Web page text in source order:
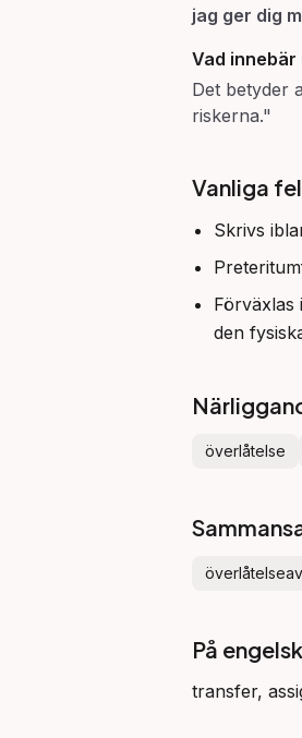
jag ger dig
Vad
Det betyder
riskerna."
Vanliga fel
Skrivs
Förväxlas
den
överlåtelse
På
transfer,